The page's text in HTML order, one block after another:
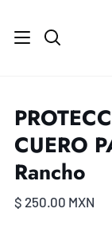
directamente
Buscar
CUERO
Rancho
$ 250.00 MXN